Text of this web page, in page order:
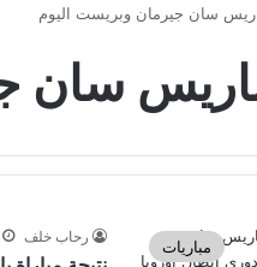
سان جيرمان وبريست اليوم
باريس سان
مباريات
رحاب خلف